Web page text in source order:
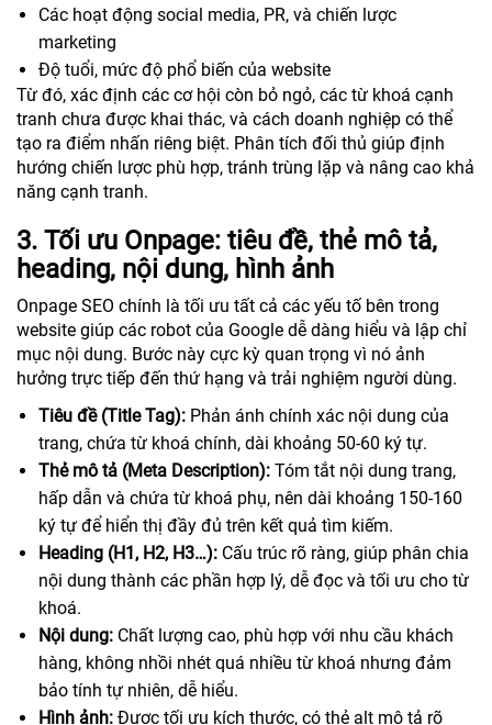
Các hoạt động social media, PR, và chiến lược
marketing
Độ tuổi, mức độ phổ biến của website
Từ đó, xác định các cơ hội còn bỏ ngỏ, các từ khoá cạnh
tranh chưa được khai thác, và cách doanh nghiệp có thể
tạo ra điểm nhấn riêng biệt. Phân tích đối thủ giúp định
hướng chiến lược phù hợp, tránh trùng lặp và nâng cao khả
năng cạnh tranh.
3. Tối ưu Onpage: tiêu đề, thẻ mô tả,
heading, nội dung, hình ảnh
Onpage SEO chính là tối ưu tất cả các yếu tố bên trong
website giúp các robot của Google dễ dàng hiểu và lập chỉ
mục nội dung. Bước này cực kỳ quan trọng vì nó ảnh
hưởng trực tiếp đến thứ hạng và trải nghiệm người dùng.
Tiêu đề (Title Tag): Phản ánh chính xác nội dung của
trang, chứa từ khoá chính, dài khoảng 50-60 ký tự.
Thẻ mô tả (Meta Description): Tóm tắt nội dung trang,
hấp dẫn và chứa từ khoá phụ, nên dài khoảng 150-160
ký tự để hiển thị đầy đủ trên kết quả tìm kiếm.
Heading (H1, H2, H3…): Cấu trúc rõ ràng, giúp phân chia
nội dung thành các phần hợp lý, dễ đọc và tối ưu cho từ
khoá.
Nội dung: Chất lượng cao, phù hợp với nhu cầu khách
hàng, không nhồi nhét quá nhiều từ khoá nhưng đảm
bảo tính tự nhiên, dễ hiểu.
Hình ảnh: Được tối ưu kích thước, có thẻ alt mô tả rõ